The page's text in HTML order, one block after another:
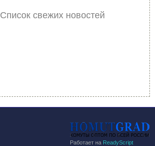
Список свежих новостей
Работает на ReadyScript